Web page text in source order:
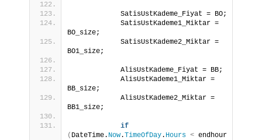
            SatisUstKademe_Fiyat = BO;
            SatisUstKademe1_Miktar =
BO_size;
            SatisUstKademe2_Miktar =
BO1_size;
            AlisUstKademe_Fiyat = BB;
            AlisUstKademe1_Miktar =
BB_size;
            AlisUstKademe2_Miktar =
BB1_size;
if
( DateTime. Now.TimeOfDay. Hours <